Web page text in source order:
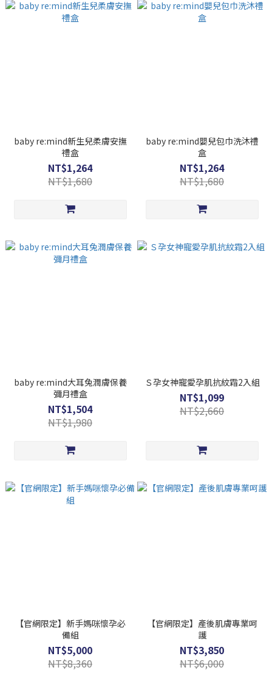
baby re:mind新生兒柔膚安撫
禮盒
NT$1,264
NT$1,680
baby re:mind嬰兒包巾洗沐禮
盒
NT$1,264
NT$1,680
baby re:mind大耳兔潤膚保養
彌月禮盒
NT$1,504
NT$1,980
Ｓ孕女神寵愛孕肌抗紋霜2入組
NT$1,099
NT$2,660
【官網限定】新手媽咪懷孕必
備組
NT$5,000
NT$8,360
【官網限定】產後肌膚專業呵
護
NT$3,850
NT$6,000